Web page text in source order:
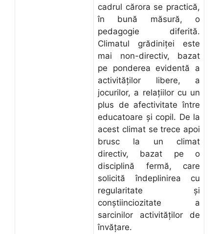
cadrul cărora se practică,
în bună măsură, o
pedagogie diferită.
Climatul grădiniţei este
mai non-directiv, bazat
pe ponderea evidentă a
activităţilor libere, a
jocurilor, a relaţiilor cu un
plus de afectivitate între
educatoare şi copil. De la
acest climat se trece apoi
brusc la un climat
directiv, bazat pe o
disciplină fermă, care
solicită îndeplinirea cu
regularitate şi
conştiinciozitate a
sarcinilor activităţilor de
învăţare.